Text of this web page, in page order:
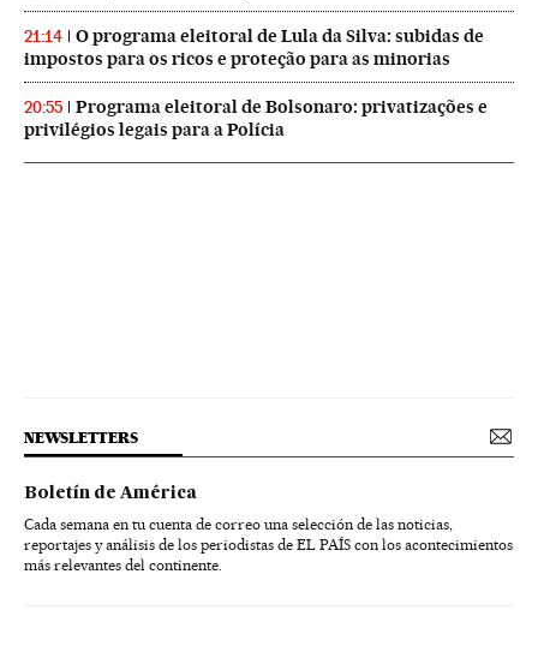
21:14
O programa eleitoral de Lula da Silva: subidas de
impostos para os ricos e proteção para as minorias
20:55
Programa eleitoral de Bolsonaro: privatizações e
privilégios legais para a Polícia
NEWSLETTERS
Boletín de América
Cada semana en tu cuenta de correo una selección de las noticias,
reportajes y análisis de los periodistas de EL PAÍS con los acontecimientos
más relevantes del continente.